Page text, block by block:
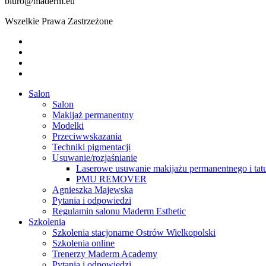
Wszelkie Prawa Zastrzeżone
Close
Salon
Salon
Makijaż permanentny
Modelki
Przeciwwskazania
Techniki pigmentacji
Usuwanie/rozjaśnianie
Laserowe usuwanie makijażu permanentnego i
PMU REMOVER
Agnieszka Majewska
Pytania i odpowiedzi
Regulamin salonu Maderm Esthetic
Szkolenia
Szkolenia stacjonarne Ostrów Wielkopolski
Szkolenia online
Trenerzy Maderm Academy